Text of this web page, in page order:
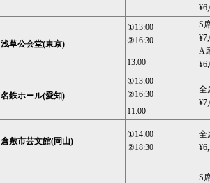
浅草公会堂(東京)
①13:00
②16:30
S
A
13:00
名鉄ホール(愛知)
①13:00
②16:30
全
11:00
倉敷市芸文館(岡山)
①14:00
②18:30
全
S